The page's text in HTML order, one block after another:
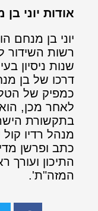
אודות יוני
יוני בן מנחם
רשות
שנות ניסיון
דרכו של בן
כמפיק של
לאחר מכן,
בתקשורת
מנהל רדיו
כתב ופרשן
התיכון ועורך
המזה"ת'.